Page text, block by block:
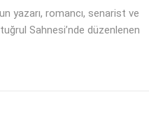
yazarı, romancı, senarist ve
Sahnesi’nde düzenlenen